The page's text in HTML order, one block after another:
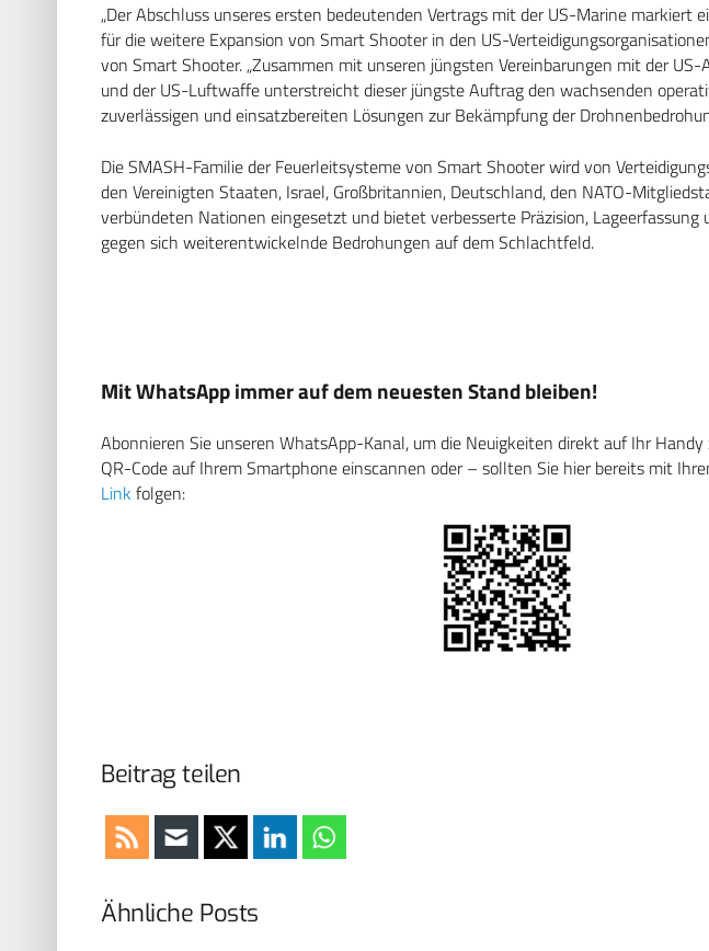
„Der Abschluss unseres ersten bedeutenden Vertrags mit der US-Marine markiert
für die weitere Expansion von Smart Shooter in den US-
von Smart Shooter. „Zusammen mit unseren jüngsten Vereinbarungen mit der
und der US-Luftwaffe unterstreicht dieser jüngste Auftrag den wachsenden
zuverlässigen und einsatzbereiten Lösungen zur Bekämpfung der
Die SMASH-Familie der Feuerleitsysteme von Smart Shooter wird von
den Vereinigten Staaten, Israel, Großbritannien, Deutschland, den NATO-
verbündeten Nationen eingesetzt und bietet verbesserte Präzision,
gegen sich weiterentwickelnde Bedrohungen auf dem Schlachtfeld.
Mit WhatsApp immer auf dem neuesten Stand bleiben!
Abonnieren Sie unseren WhatsApp-Kanal, um die Neuigkeiten direkt auf Ihr
QR-Code auf Ihrem Smartphone einscannen oder – sollten Sie hier bereits mit
Link folgen:
Beitrag teilen
Ähnliche Posts